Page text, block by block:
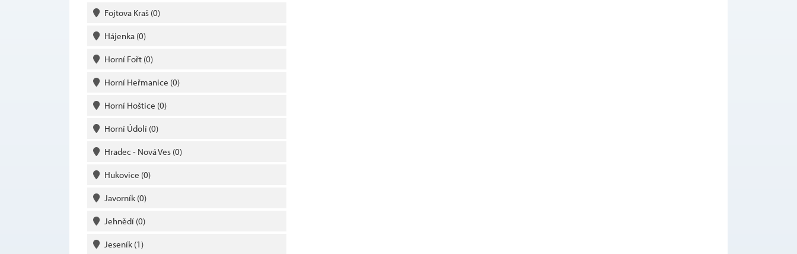
Fojtova Kraš (0)
Hájenka (0)
Horní Fořt (0)
Horní Heřmanice (0)
Horní Hoštice (0)
Horní Údolí (0)
Hradec - Nová Ves (0)
Hukovice (0)
Javorník (0)
Jehnědí (0)
Jeseník (1)